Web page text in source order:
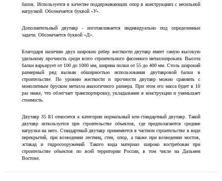
балок. Используется в качестве поддерживающих опор в конструкциях с несильной
нагрузкой. Обозначается буквой «У».
Дополнительный двутавр - изготавливается индивидуально под определенные
задачи. Обозначается буквой «Д».
Благодаря наличию двух широких ребер жесткости двутавр имеет самую высокую
удельному прочность среди всего строительного фасонного металлопроката. Высота
балки варьирует от 100 до 1000 мм, ширина полки от 55 до 400 мм. Столь широкий
размерный ряд вызван обширностью использования двутавровой балки в
строительстве. По уровню жесткости и прочности двутавр можно сравнить с
монолитным бруском металла аналогичного размера. При этом его масса будет в 10
раз ниже, что облегчает транспортировку, укладывание в конструкции и уменьшает
стоимость.
Двутавр 35 Б1 относится к категории нормальный или стандартный двутавр. Такой
двутавр используется при строительстве объектов, где предполагаются средние
нагрузки на него. Стандартный двутавр применяется в частном строительстве в виде
перекрытий, при возведении лестниц, стен, опор, а также при возведении мостов,
эстакад и гидросооружений. Такого вида материал широко востребован при
строительстве объектов по всей территории России, в том числе на Дальнем
Востоке.